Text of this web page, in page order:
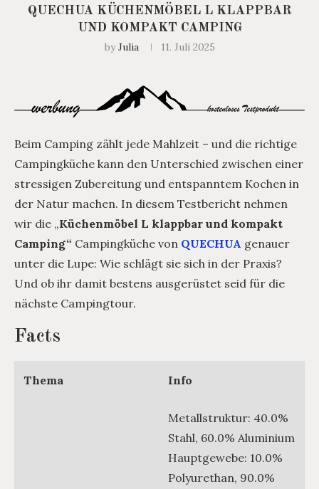
QUECHUA KÜCHENMÖBEL L KLAPPBAR
UND KOMPAKT CAMPING
byJulia 11. Juli 2025
Beim Camping zählt jede Mahlzeit – und die richtige
Campingküche kann den Unterschied zwischen einer
stressigen Zubereitung und entspanntem Kochen in
der Natur machen. In diesem Testbericht nehmen
wir die „Küchenmöbel L klappbar und kompakt
Camping“ Campingküche von QUECHUA genauer
unter die Lupe: Wie schlägt sie sich in der Praxis?
Und ob ihr damit bestens ausgerüstet seid für die
nächste Campingtour.
Facts
Thema Info
Metallstruktur: 40.0%
Stahl, 60.0% Aluminium
Hauptgewebe: 10.0%
Polyurethan, 90.0%